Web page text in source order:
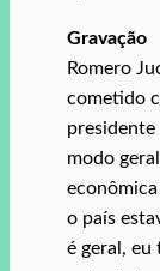
Gravação
Romero
cometido
presidente
modo
o país
é geral, eu